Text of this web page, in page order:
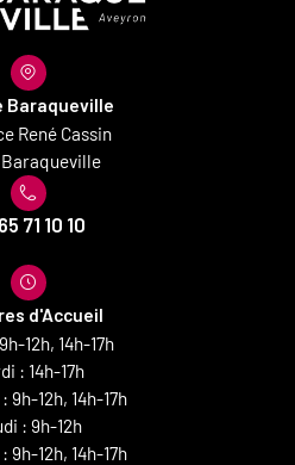
Baraqueville
René Cassin
Baraqueville
71 10 10
d'Accueil
12h, 14h-17h
: 14h-17h
9h-12h, 14h-17h
: 9h-12h
9h-12h, 14h-17h